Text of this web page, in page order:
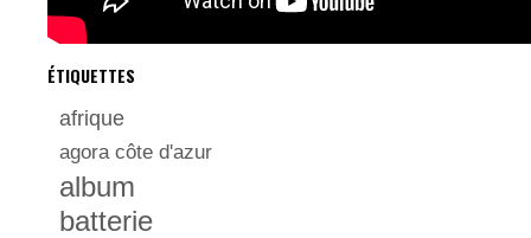
ÉTIQUETTES
afrique
agora côte d'azur
album
batterie